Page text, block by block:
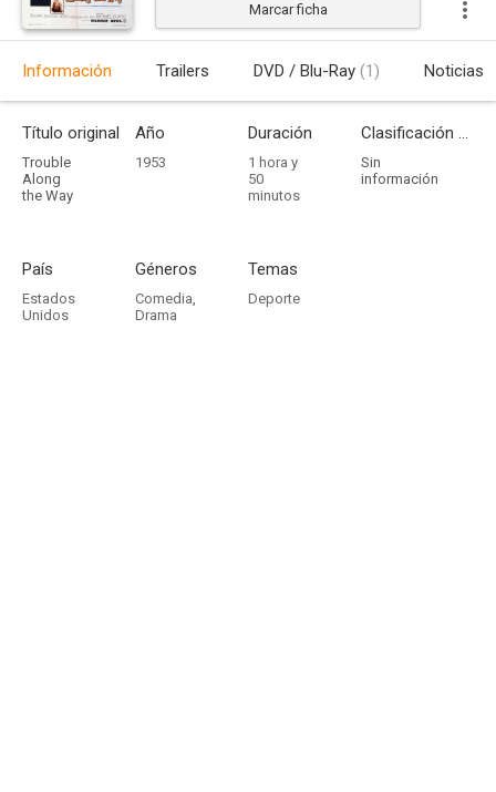
Marcar ficha
Información Trailers DVD / Blu-Ray (1) Noticias
Título original
Trouble
Along
the Way
Año
1953
Duración
1 hora y
50
minutos
Clasificación por edades
Sin
información
País
Estados
Unidos
Géneros
Comedia,
Drama
Temas
Deporte